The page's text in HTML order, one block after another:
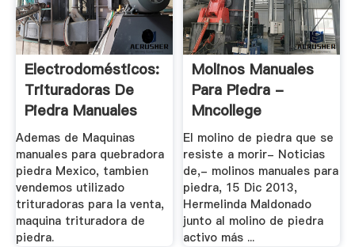
Electrodomésticos:
Trituradoras De
Piedra Manuales
Ademas de Maquinas
manuales para quebradora
piedra Mexico, tambien
vendemos utilizado
trituradoras para la venta,
maquina trituradora de
piedra.
Molinos Manuales
Para Piedra -
Mncollege
El molino de piedra que se
resiste a morir- Noticias
de,- molinos manuales para
piedra, 15 Dic 2013,
Hermelinda Maldonado
junto al molino de piedra
activo más ...